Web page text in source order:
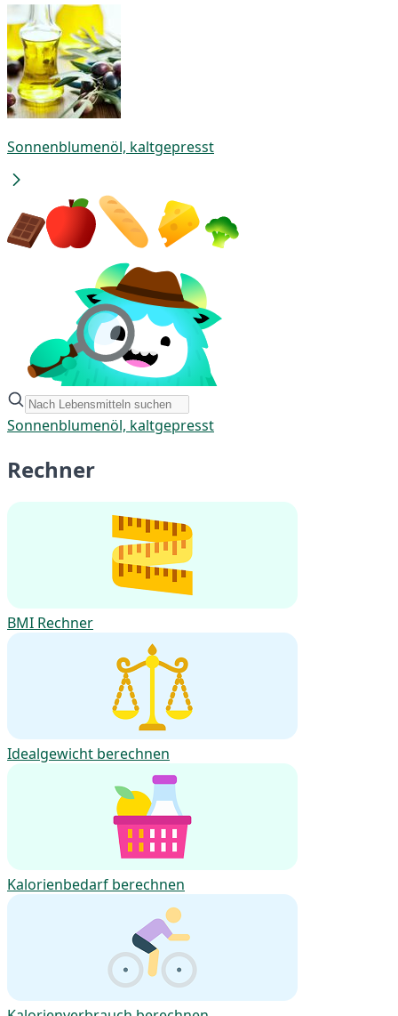
Sonnenblumenöl, kaltgepresst
Sonnenblumenöl, kaltgepresst
Rechner
BMI Rechner
Idealgewicht berechnen
Kalorienbedarf berechnen